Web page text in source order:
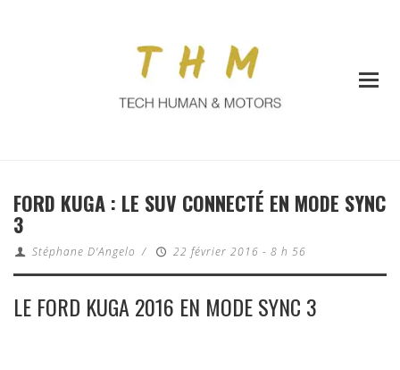
FORD KUGA : LE SUV CONNECTÉ EN MODE SYNC
3
Stéphane D'Angelo / 22 février 2016 - 8 h 56
LE FORD KUGA 2016 EN MODE SYNC 3